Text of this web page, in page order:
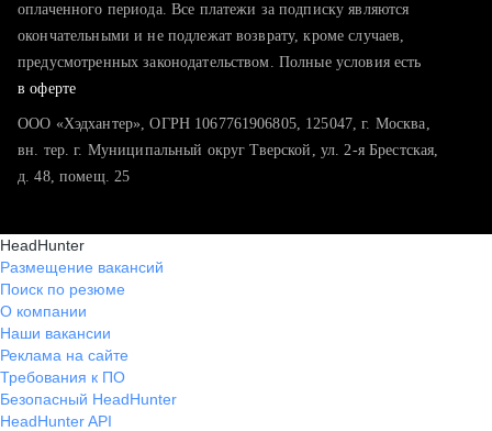
оплаченного периода. Все платежи за подписку являются
окончательными и не подлежат возврату, кроме случаев,
предусмотренных законодательством. Полные условия есть
в оферте
ООО «Хэдхантер», ОГРН 1067761906805, 125047, г. Москва,
вн. тер. г. Муниципальный округ Тверской, ул. 2-я Брестская,
д. 48, помещ. 25
HeadHunter
Размещение вакансий
Поиск по резюме
О компании
Наши вакансии
Реклама на сайте
Требования к ПО
Безопасный HeadHunter
HeadHunter API